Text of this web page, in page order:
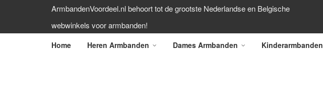
ArmbandenVoordeel.nl behoort tot de grootste Nederlandse en Belgische
webwinkels voor armbanden!
Home Heren Armbanden Dames Armbanden Kinderarmbanden